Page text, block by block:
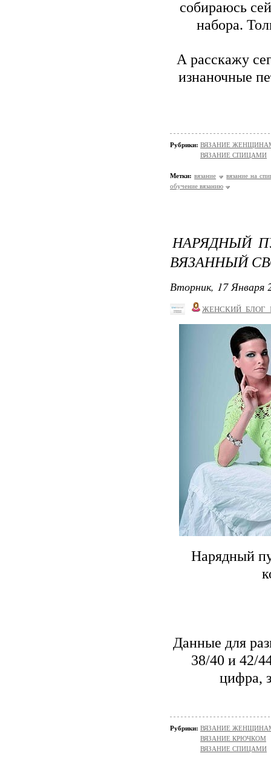
собираюсь
набора.
А расскажу
изнаночные
Рубрики: ВЯЗАНИЕ
ВЯЗАНИЕ СПИЦАМИ
Метки: вязание
вязание на
обучение вязанию
НАРЯДНЫЙ
ВЯЗАННЫЙ
Вторник, 17 Января
Нарядный
Данные для
38/40 и 42/
цифра,
Рубрики: ВЯЗАНИЕ ЖЕНЩИНАМ/
ВЯЗАНИЕ КРЮЧКОМ
ВЯЗАНИЕ СПИЦАМИ